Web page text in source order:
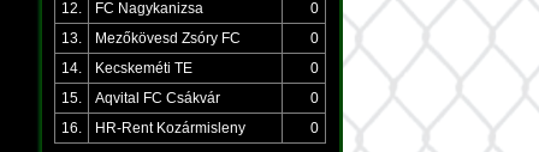
12.
FC Nagykanizsa
0
13.
Mezőkövesd Zsóry FC
0
14.
Kecskeméti TE
0
15.
Aqvital FC Csákvár
0
16.
HR-Rent Kozármisleny 0